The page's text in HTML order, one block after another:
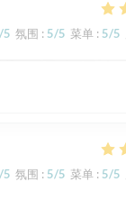
/5 氛围 : 5/5 菜单 : 5/5
/5 氛围 : 5/5 菜单 : 5/5